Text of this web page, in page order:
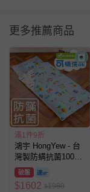
更多推薦商品
滿1件9折
鴻宇 HongYew - 台
灣製防螨抗菌100%
美國棉鋪棉兩用兒童
睡袋-交通樂園-1778
破盤
$1602 $1980